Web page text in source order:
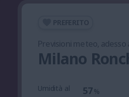
Milano
Umidità al 57%